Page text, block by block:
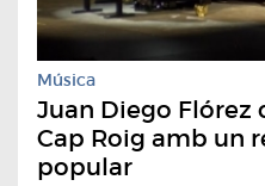
Música
Juan Diego
Cap Roig amb un
popular